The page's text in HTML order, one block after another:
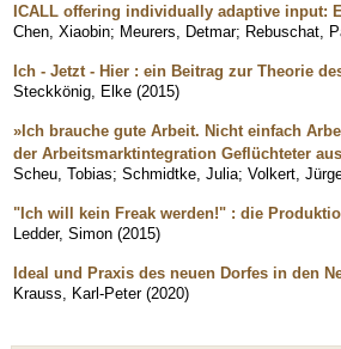
ICALL offering individually adaptive input:
Chen, Xiaobin; Meurers, Detmar; Rebuschat,
Ich - Jetzt - Hier : ein Beitrag zur Theorie
Steckkönig, Elke (2015)
»Ich brauche gute Arbeit. Nicht einfach
der Arbeitsmarktintegration Geflüchteter
Scheu, Tobias; Schmidtke, Julia; Volkert,
"Ich will kein Freak werden!" : die
Ledder, Simon (2015)
Ideal und Praxis des neuen Dorfes in den
Krauss, Karl-Peter (2020)